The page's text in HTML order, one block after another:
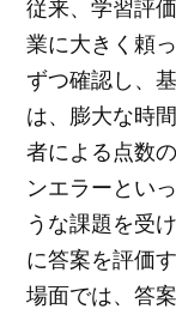
従来、学習評
業に大きく頼
ずつ確認し、
は、膨大な時
者による点数
ンエラーとい
うな課題を受
に答案を評価
場面では、答